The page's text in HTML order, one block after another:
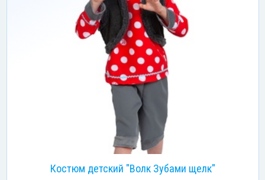
Костюм детский "Волк Зубами щелк"